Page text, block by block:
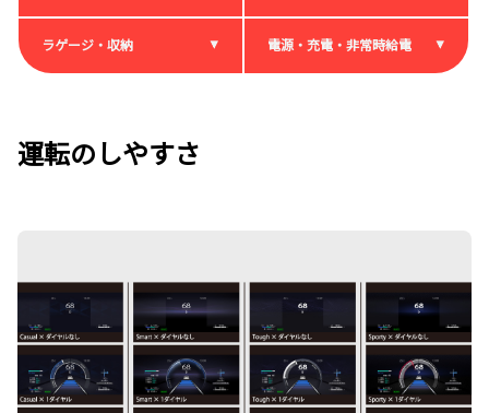
ラゲージ・収納 電源・充電・非常時給電
運転のしやすさ